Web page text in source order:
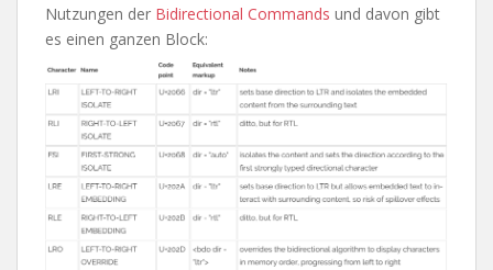
Nutzungen der Bidirectional Commands und davon gibt
es einen ganzen Block: